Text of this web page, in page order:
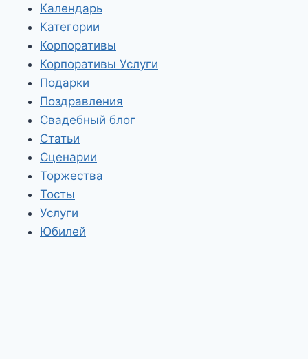
Календарь
Категории
Корпоративы
Корпоративы Услуги
Подарки
Поздравления
Свадебный блог
Статьи
Сценарии
Торжества
Тосты
Услуги
Юбилей